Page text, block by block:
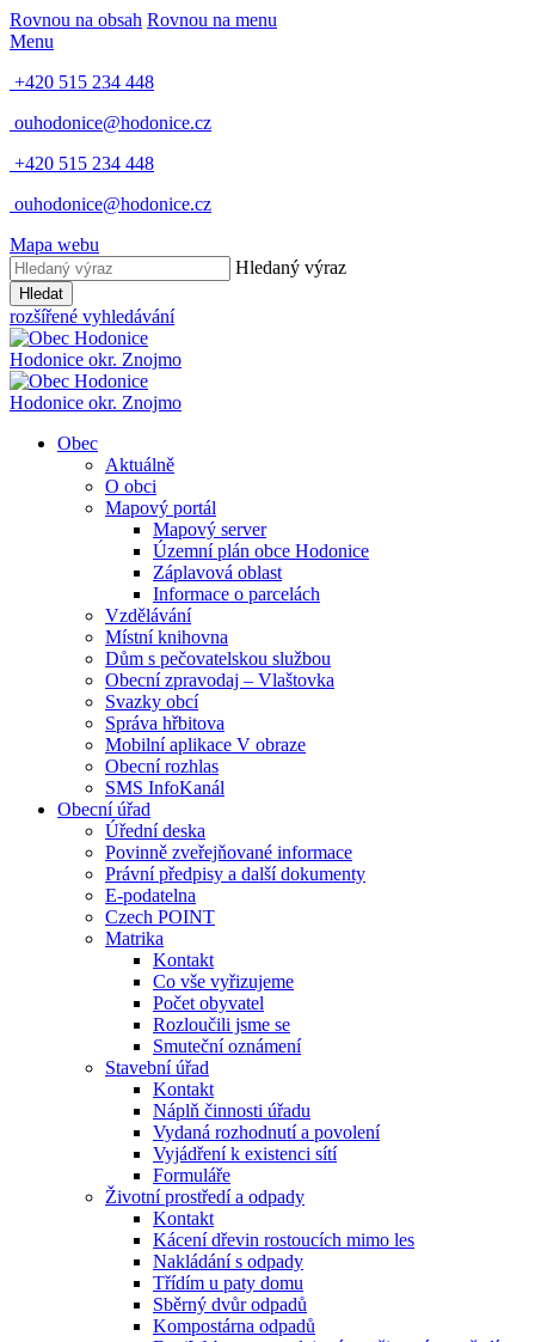
Rovnou na obsah Rovnou na menu
Menu
+420 515 234 448
ouhodonice@hodonice.cz
+420 515 234 448
ouhodonice@hodonice.cz
Mapa webu
Hledaný výraz
Hledat
rozšířené vyhledávání
Hodonice okr. Znojmo
Hodonice okr. Znojmo
Obec
Aktuálně
O obci
Mapový portál
Mapový server
Územní plán obce Hodonice
Záplavová oblast
Informace o parcelách
Vzdělávání
Místní knihovna
Dům s pečovatelskou službou
Obecní zpravodaj – Vlaštovka
Svazky obcí
Správa hřbitova
Mobilní aplikace V obraze
Obecní rozhlas
SMS InfoKanál
Obecní úřad
Úřední deska
Povinně zveřejňované informace
Právní předpisy a další dokumenty
E-podatelna
Czech POINT
Matrika
Kontakt
Co vše vyřizujeme
Počet obyvatel
Rozloučili jsme se
Smuteční oznámení
Stavební úřad
Kontakt
Náplň činnosti úřadu
Vydaná rozhodnutí a povolení
Vyjádření k existenci sítí
Formuláře
Životní prostředí a odpady
Kontakt
Kácení dřevin rostoucích mimo les
Nakládání s odpady
Třídím u paty domu
Sběrný dvůr odpadů
Kompostárna odpadů